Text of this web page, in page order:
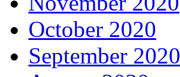
October 2020
September 2020